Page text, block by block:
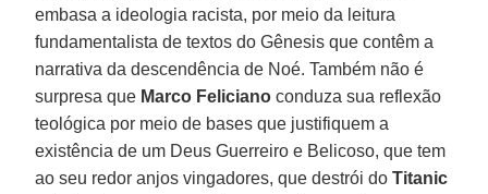
embasa a ideologia racista, por meio da leitura
fundamentalista de textos do Gênesis que contêm a
narrativa da descendência de Noé. Também não é
surpresa que Marco Feliciano conduza sua reflexão
teológica por meio de bases que justifiquem a
existência de um Deus Guerreiro e Belicoso, que tem
ao seu redor anjos vingadores, que destrói doTitanic